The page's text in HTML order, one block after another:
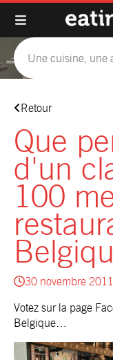
Retour
Que
d'un
100
30 novembre 2011
Votez sur la page
Belgique